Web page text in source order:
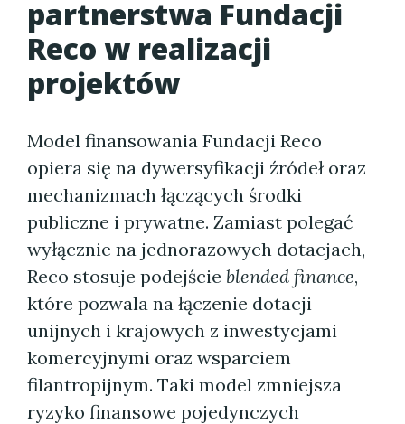
partnerstwa Fundacji
Reco w realizacji
projektów
Model finansowania Fundacji Reco
opiera się na dywersyfikacji źródeł oraz
mechanizmach łączących środki
publiczne i prywatne. Zamiast polegać
wyłącznie na jednorazowych dotacjach,
Reco stosuje podejście blended finance,
które pozwala na łączenie dotacji
unijnych i krajowych z inwestycjami
komercyjnymi oraz wsparciem
filantropijnym. Taki model zmniejsza
ryzyko finansowe pojedynczych